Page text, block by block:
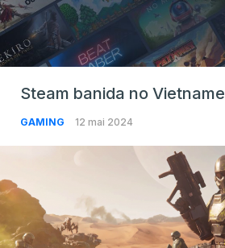
Steam banida no Vietname
GAMING 12 mai 2024